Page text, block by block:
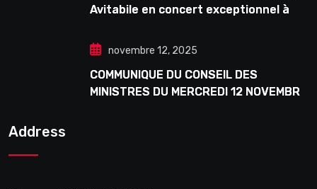
Avitabile en concert exceptionnel à
novembre 12, 2025
COMMUNIQUE DU CONSEIL DES
MINISTRES DU MERCREDI 12 NOVEMBRE
Address